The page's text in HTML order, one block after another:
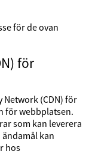
för de ovan
för
Network (CDN) för
för webbplatsen.
som kan leverera
kan
hos